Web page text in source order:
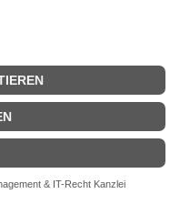
/ X / Instagram /
|Impressum|